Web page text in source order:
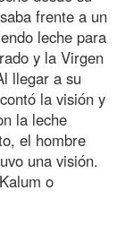
frente a un
leche para
y la Virgen
llegar a su
la visión y
la leche
el hombre
una visión.
o